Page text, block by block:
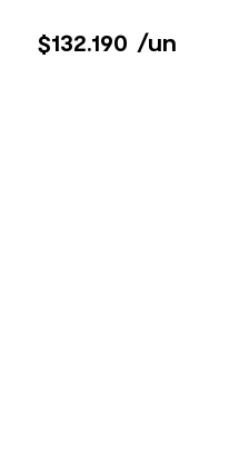
$132.190 /un